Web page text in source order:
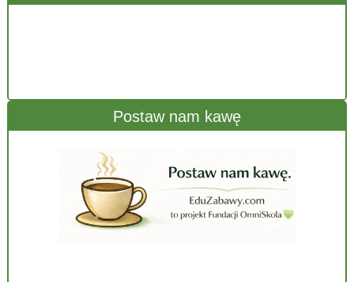
Postaw nam kawę